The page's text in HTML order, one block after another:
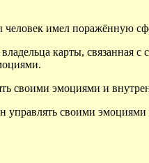
имел поражённую
карты, связанная
своими эмоциями и
своими